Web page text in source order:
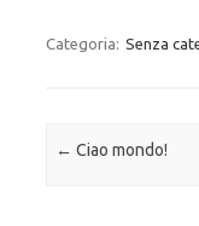
Categoria: Senza
Navigazione articolo
← Ciao mondo!